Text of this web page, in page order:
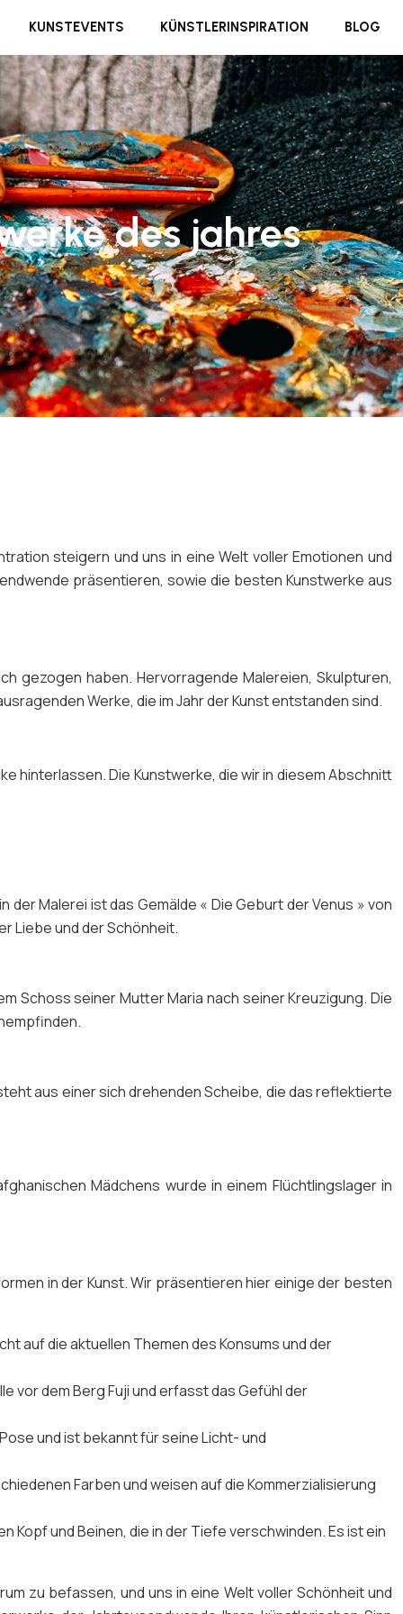
KUNSTEVENTS KÜNSTLERINSPIRATION BLOG
des jahres
steigern und uns in eine Welt voller Emotionen und
präsentieren, sowie die besten Kunstwerke aus
gezogen haben. Hervorragende Malereien, Skulpturen,
Werke, die im Jahr der Kunst entstanden sind.
hinterlassen. Die Kunstwerke, die wir in diesem Abschnitt
Malerei ist das Gemälde « Die Geburt der Venus » von
Liebe und der Schönheit.
Schoss seiner Mutter Maria nach seiner Kreuzigung. Die
aus einer sich drehenden Scheibe, die das reflektierte
Mädchens wurde in einem Flüchtlingslager in
in der Kunst. Wir präsentieren hier einige der besten
auf die aktuellen Themen des Konsums und der
vor dem Berg Fuji und erfasst das Gefühl der
und ist bekannt für seine Licht- und
Farben und weisen auf die Kommerzialisierung
Kopf und Beinen, die in der Tiefe verschwinden. Es ist ein
zu befassen, und uns in eine Welt voller Schönheit und